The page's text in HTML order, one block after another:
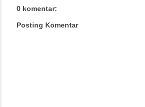
0 komentar:
Posting Komentar